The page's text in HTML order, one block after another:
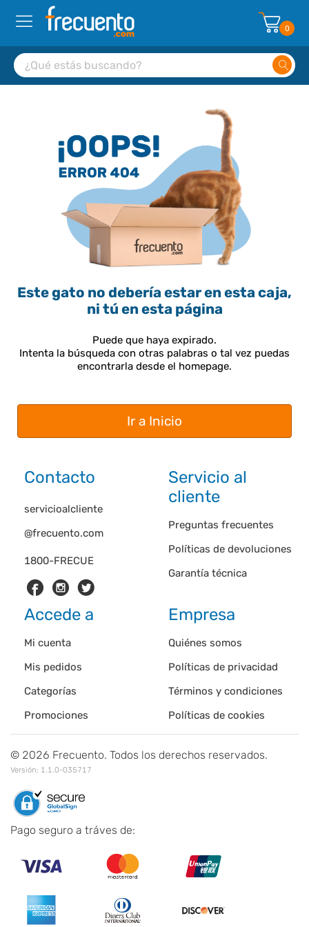
0
Este gato no debería estar en esta caja,
ni tú en esta página
Puede que haya expirado.
Intenta la búsqueda con otras palabras o tal vez puedas
encontrarla desde el homepage.
Ir a Inicio
Contacto
1800-FRECUE
servicioalcliente
@frecuento.com
Servicio al
cliente
Preguntas frecuentes
Políticas de devoluciones
Garantía técnica
Accede a
Mi cuenta
Mis pedidos
Categorías
Promociones
Empresa
Quiénes somos
Políticas de privacidad
Términos y condiciones
Políticas de cookies
© 2026 Frecuento. Todos los derechos reservados.
Versión: 1.1.0-035717
Pago seguro a tráves de: